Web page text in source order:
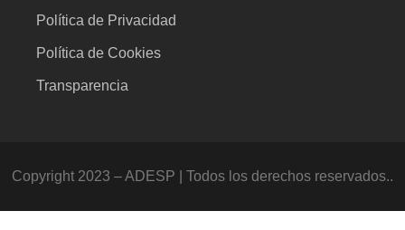
Política de Privacidad
Política de Cookies
Transparencia
Copyright 2023 – ADESP | Todos los derechos reservados..